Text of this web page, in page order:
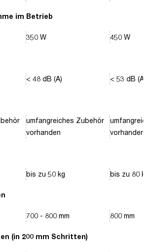
im Betrieb
(in 200 mm Schritten)
350 W
< 48 dB (A)
umfangreiches Zubehör
vorhanden
bis zu 50 kg
700 - 800 mm
450 W
< 53 dB (A)
vorhanden
bis zu 80 kg
800 mm